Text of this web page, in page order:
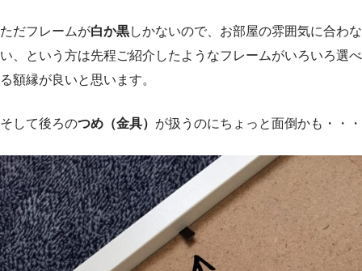
ただフレームが白か黒しかないので、お部屋の雰囲気に合わな
い、という方は先程ご紹介したようなフレームがいろいろ選べ
る額縁が良いと思います。
そして後ろのつめ（金具） が扱うのにちょっと面倒かも・・・